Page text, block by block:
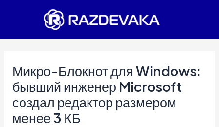
Микро-Блокнот для Windows:
бывший инженер Microsoft
создал редактор размером
менее 3 КБ